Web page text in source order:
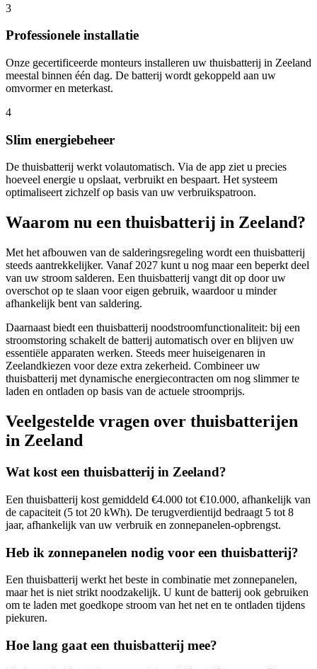
3
Professionele installatie
Onze gecertificeerde monteurs installeren uw thuisbatterij in Zeeland
meestal binnen één dag. De batterij wordt gekoppeld aan uw
omvormer en meterkast.
4
Slim energiebeheer
De thuisbatterij werkt volautomatisch. Via de app ziet u precies
hoeveel energie u opslaat, verbruikt en bespaart. Het systeem
optimaliseert zichzelf op basis van uw verbruikspatroon.
Waarom nu een thuisbatterij in Zeeland?
Met het afbouwen van de salderingsregeling wordt een thuisbatterij
steeds aantrekkelijker. Vanaf 2027 kunt u nog maar een beperkt deel
van uw stroom salderen. Een thuisbatterij vangt dit op door uw
overschot op te slaan voor eigen gebruik, waardoor u minder
afhankelijk bent van saldering.
Daarnaast biedt een thuisbatterij noodstroomfunctionaliteit: bij een
stroomstoring schakelt de batterij automatisch over en blijven uw
essentiële apparaten werken. Steeds meer huiseigenaren in
Zeelandkiezen voor deze extra zekerheid. Combineer uw
thuisbatterij met dynamische energiecontracten om nog slimmer te
laden en ontladen op basis van de actuele stroomprijs.
Veelgestelde vragen over thuisbatterijen
in Zeeland
Wat kost een thuisbatterij in Zeeland?
Een thuisbatterij kost gemiddeld €4.000 tot €10.000, afhankelijk van
de capaciteit (5 tot 20 kWh). De terugverdientijd bedraagt 5 tot 8
jaar, afhankelijk van uw verbruik en zonnepanelen-opbrengst.
Heb ik zonnepanelen nodig voor een thuisbatterij?
Een thuisbatterij werkt het beste in combinatie met zonnepanelen,
maar het is niet strikt noodzakelijk. U kunt de batterij ook gebruiken
om te laden met goedkope stroom van het net en te ontladen tijdens
piekuren.
Hoe lang gaat een thuisbatterij mee?